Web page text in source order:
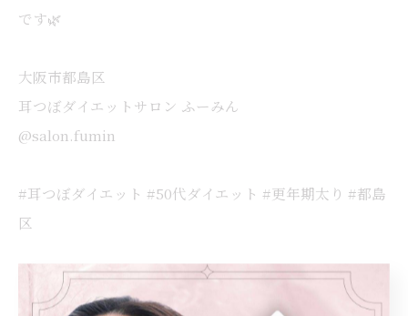
です🌿
大阪市都島区
耳つぼダイエットサロン ふーみん
@salon.fumin
#耳つぼダイエット #50代ダイエット #更年期太り #都島
区